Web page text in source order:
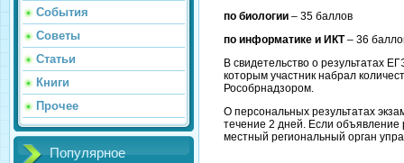
События
Советы
Статьи
Книги
Прочее
Популярное
по биологии – 35 баллов
по информатике и ИКТ– 36
В свидетельство о результатах
которым участник набрал
Рособрнадзором.
О персональных результатах
течение 2 дней. Если объявление
местный региональный орган